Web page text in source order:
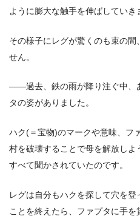
ように膨大な触手を伸ばしていき
その様子にレグが驚くのも束の間
せん。
――過去、鉄の雨が降り注ぐ中、
タの姿がありました。
ハク(＝宝物)のマークや意味、フ
村を破壊することで母を解放し
すべて聞かされていたのです。
レグは自分もハクを探して穴を
ことを終えたら、ファプタに手を